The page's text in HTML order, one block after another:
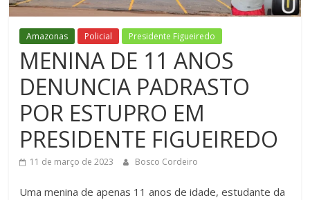
Figueiredo
Amazonas Policial Presidente Figueiredo
MENINA DE 11 ANOS
DENUNCIA PADRASTO
POR ESTUPRO EM
PRESIDENTE FIGUEIREDO
11 de março de 2023 Bosco Cordeiro
Uma menina de apenas 11 anos de idade, estudante da